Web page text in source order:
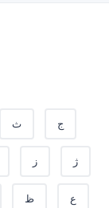
ث ج
ز ژ
ظ ع